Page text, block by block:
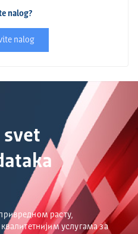
nalog?
nalog
svet
расту,
услугама за